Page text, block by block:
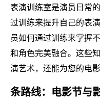
表演训练室是演员日常
过训练来提升自己的表
员如何通过训练来掌握
和角色完美融合。这些
演艺术，还能为您的电
条路线：电影节与